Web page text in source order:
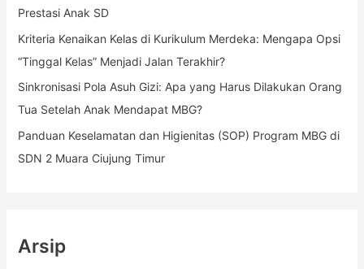
:Prestasi Anak SD
Kriteria Kenaikan Kelas di Kurikulum Merdeka: Mengapa Opsi
“Tinggal Kelas” Menjadi Jalan Terakhir?
Sinkronisasi Pola Asuh Gizi: Apa yang Harus Dilakukan Orang
Tua Setelah Anak Mendapat MBG?
Panduan Keselamatan dan Higienitas (SOP) Program MBG di
SDN 2 Muara Ciujung Timur
Arsip